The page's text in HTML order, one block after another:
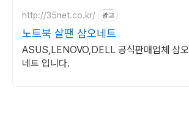
http://35net.co.kr/ 광고
노트북 살땐 삼오네트
ASUS,LENOVO,DELL 공식판매업체 삼오
네트 입니다.